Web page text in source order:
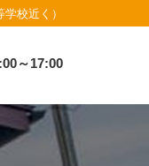
校近く）
～17:00